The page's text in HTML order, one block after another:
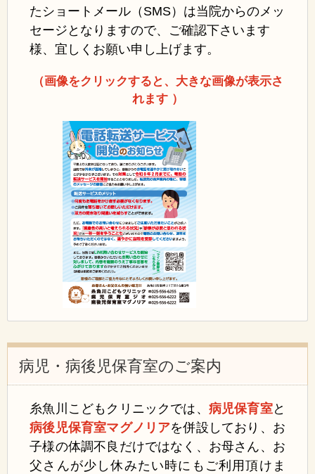
たショートメール（SMS）は当院からのメッ
セージとなりますので、ご確認下さいます
様、宜しくお願い申し上げます。
（画像をクリックすると、大きな画像が表示さ
れます ）
病児・病後児保育室のご案内
糸魚川こどもクリニックでは、 病児保育室と
病後児保育室マグノリアを併設しており、お
子様の体調不良だけではなく、お母さん、お
父さんが少し休みたい時にもご利用頂けま